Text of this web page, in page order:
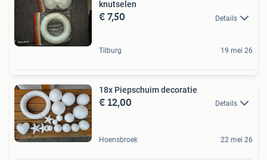
knutselen
€ 7,50 Details
Tilburg 19 mei 26
18x Piepschuim decoratie
€ 12,00 Details
Hoensbroek 22 mei 26